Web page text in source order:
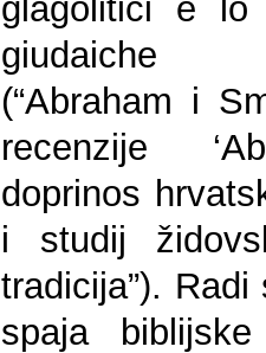
glagolitici e lo
giudaiche
(“Abraham i
recenzije
doprinos
i studij
tradicija”).
spaja